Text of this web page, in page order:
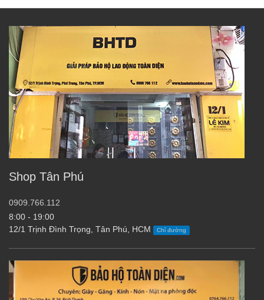
Shop Tân Phú
0909.766.112
8:00 - 19:00
12/1 Trịnh Đình Trọng, Tân Phú, HCM
Chỉ đường